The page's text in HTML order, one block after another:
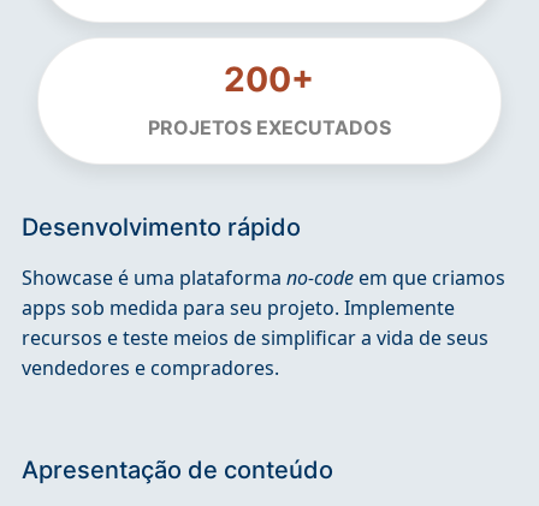
200+
PROJETOS EXECUTADOS
Desenvolvimento rápido
Showcase é uma plataforma no-codeem que criamos
apps sob medida para seu projeto. Implemente
recursos e teste meios de simplificar a vida de seus
vendedores e compradores.
Apresentação de conteúdo